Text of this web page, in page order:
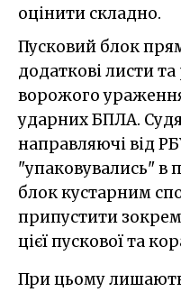
оцінити складно.
Пусковий блок
додаткові листи
ворожого
ударних БПЛА.
направляючі від
"упаковувались" в
блок кустарним
припустити
цієї пускової та
При цьому